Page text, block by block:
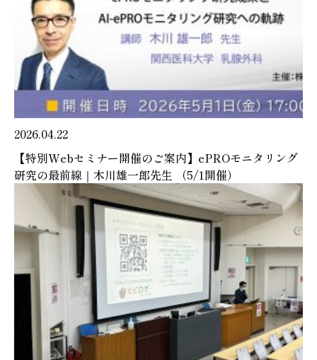
2026.04.22
【特別Webセミナー開催のご案内】ePROモニタリング
研究の最前線｜木川雄一郎先生 （5/1開催）